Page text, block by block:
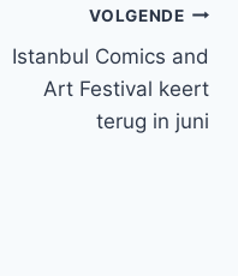
VOLGENDE
Istanbul Comics and
Art Festival keert
terug in juni